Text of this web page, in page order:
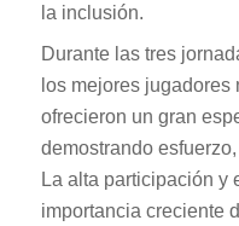
la inclusión.
Durante las tres
los mejores
ofrecieron un gran
demostrando
La alta participación y
importancia creciente